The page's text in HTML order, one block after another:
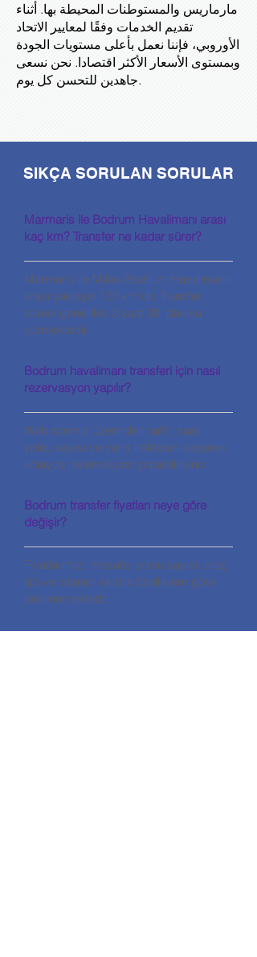
مارماريس والمستوطنات المحيطة بها. أثناء
تقديم الخدمات وفقًا لمعايير الاتحاد
الأوروبي، فإننا نعمل بأعلى مستويات الجودة
وبمستوى الأسعار الأكثر اقتصادا. نحن نسعى
جاهدين للتحسن كل يوم.
SIKÇA SORULAN SORULAR
Marmaris ile Bodrum Havalimanı arası
kaç km? Transfer ne kadar sürer?
Marmaris ile Milas-Bodrum Havalimanı
arası yaklaşık 135 km’dir. Transfer
süresi genellikle 2 saat 30 dakika
sürmektedir.
Bodrum havalimanı transferi için nasıl
rezervasyon yapılır?
Web sitemiz üzerinden tarih, saat,
yolcu sayısı ve varış noktasını seçerek
kolayca rezervasyon yapabilirsiniz.
Bodrum transfer fiyatları neye göre
değişir?
Fiyatlarımız; mesafe, yolcu sayısı, araç
tipi ve istenen ekstra özelliklere göre
belirlenmektedir.